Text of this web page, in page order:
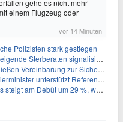
gehe es nicht mehr
einem Flugzeug oder
vor 14 Minuten
Polizisten stark gestiegen
dringenden Bedarf an verbesserter Gesundheitsinfrastruktur
Sicherung des Schiffsverkehrs durch die Straße von Hormuz
das Wahlsystem: Ein Schritt in Richtung verbesserter demokratischer Beteiligung
starkes Investorenvertrauen in biotechnologische Innovation signalisiert